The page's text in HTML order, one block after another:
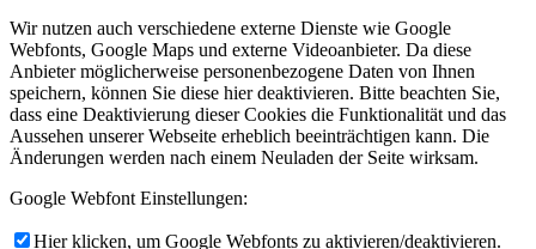
Wir nutzen auch verschiedene externe Dienste wie Google
Webfonts, Google Maps und externe Videoanbieter. Da diese
Anbieter möglicherweise personenbezogene Daten von Ihnen
speichern, können Sie diese hier deaktivieren. Bitte beachten Sie,
dass eine Deaktivierung dieser Cookies die Funktionalität und das
Aussehen unserer Webseite erheblich beeinträchtigen kann. Die
Änderungen werden nach einem Neuladen der Seite wirksam.
Google Webfont Einstellungen:
Hier klicken, um Google Webfonts zu aktivieren/deaktivieren.